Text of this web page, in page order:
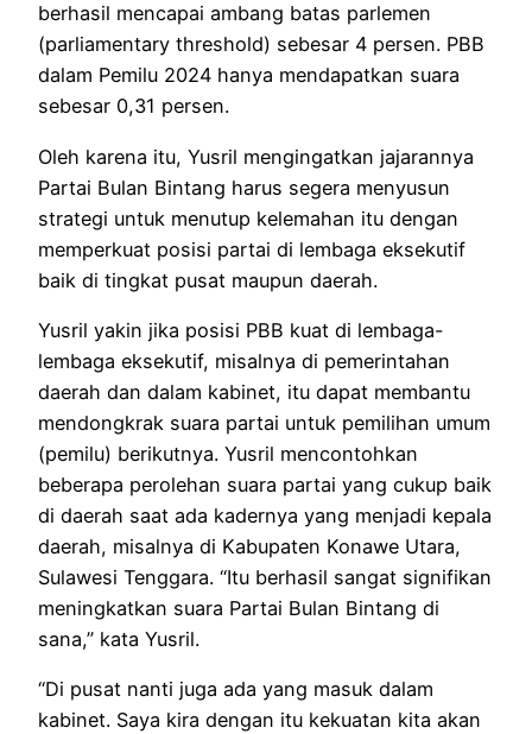
berhasil mencapai ambang batas parlemen
(parliamentary threshold) sebesar 4 persen. PBB
dalam Pemilu 2024 hanya mendapatkan suara
sebesar 0,31 persen.
Oleh karena itu, Yusril mengingatkan jajarannya
Partai Bulan Bintang harus segera menyusun
strategi untuk menutup kelemahan itu dengan
memperkuat posisi partai di lembaga eksekutif
baik di tingkat pusat maupun daerah.
Yusril yakin jika posisi PBB kuat di lembaga-
lembaga eksekutif, misalnya di pemerintahan
daerah dan dalam kabinet, itu dapat membantu
mendongkrak suara partai untuk pemilihan umum
(pemilu) berikutnya. Yusril mencontohkan
beberapa perolehan suara partai yang cukup baik
di daerah saat ada kadernya yang menjadi kepala
daerah, misalnya di Kabupaten Konawe Utara,
Sulawesi Tenggara. “Itu berhasil sangat signifikan
meningkatkan suara Partai Bulan Bintang di
sana,” kata Yusril.
“Di pusat nanti juga ada yang masuk dalam
kabinet. Saya kira dengan itu kekuatan kita akan